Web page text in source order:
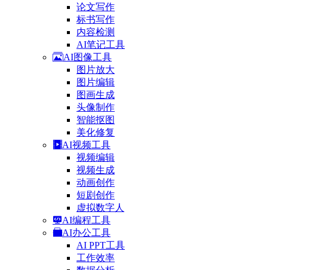
论文写作
标书写作
内容检测
AI笔记工具
AI图像工具
图片放大
图片编辑
图画生成
头像制作
智能抠图
美化修复
AI视频工具
视频编辑
视频生成
动画创作
短剧创作
虚拟数字人
AI编程工具
AI办公工具
AI PPT工具
工作效率